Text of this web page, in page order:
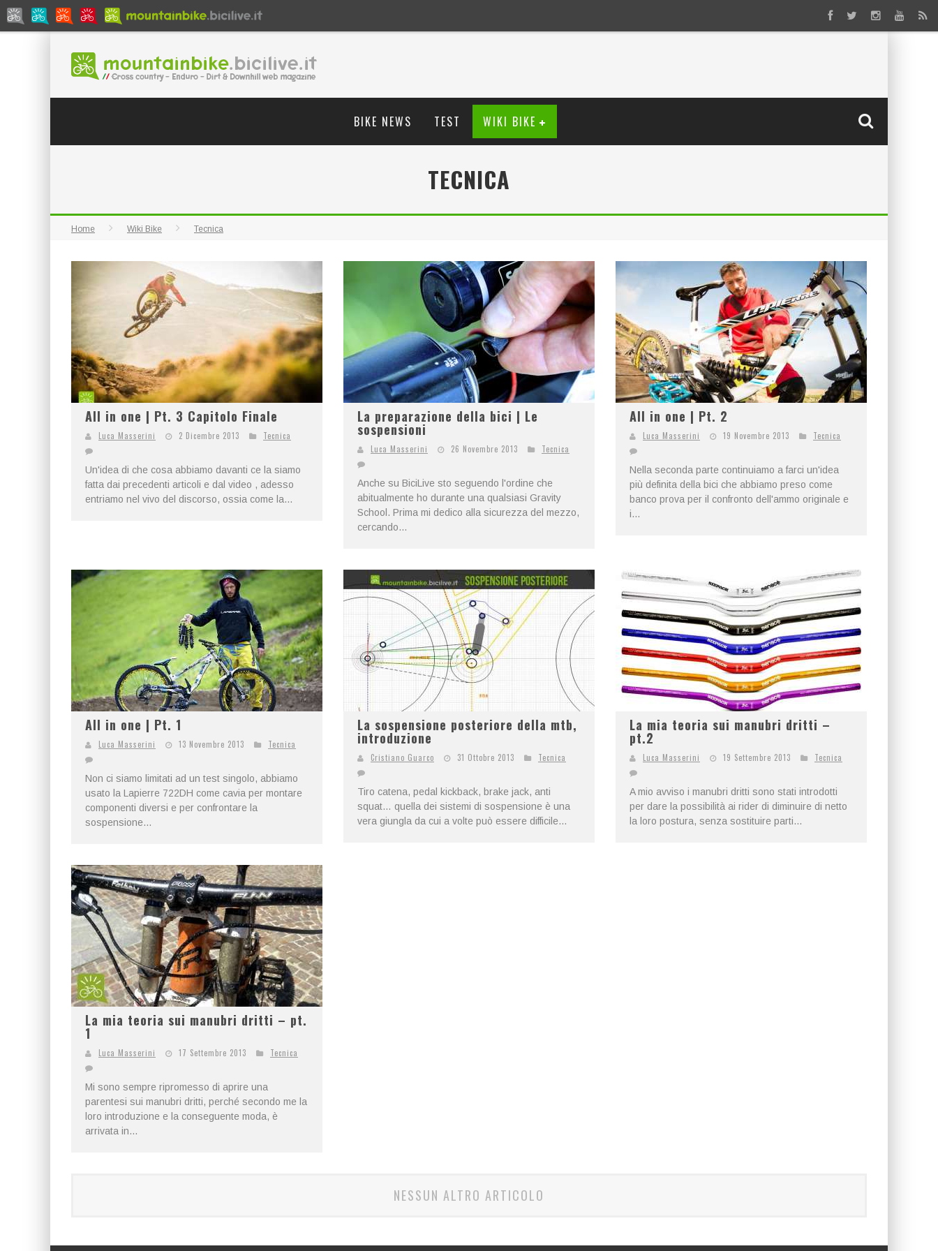
BIKE NEWS TEST WIKI BIKE
TECNICA
Home Wiki Bike Tecnica
All in one | Pt. 3 Capitolo Finale
Luca Masserini 2 Dicembre 2013 Tecnica
Un'idea di che cosa abbiamo davanti ce la siamo
fatta dai precedenti articoli e dal video , adesso
entriamo nel vivo del discorso, ossia come la...
La preparazione della bici | Le
sospensioni
Luca Masserini 26 Novembre 2013 Tecnica
Anche su BiciLive sto seguendo l'ordine che
abitualmente ho durante una qualsiasi Gravity
School. Prima mi dedico alla sicurezza del mezzo,
cercando...
All in one | Pt. 2
Luca Masserini 19 Novembre 2013 Tecnica
Nella seconda parte continuiamo a farci un'idea
più definita della bici che abbiamo preso come
banco prova per il confronto dell'ammo originale e
i...
All in one | Pt. 1
Luca Masserini 13 Novembre 2013 Tecnica
Non ci siamo limitati ad un test singolo, abbiamo
usato la Lapierre 722DH come cavia per montare
componenti diversi e per confrontare la
sospensione...
La sospensione posteriore della mtb,
introduzione
Cristiano Guarco 31 Ottobre 2013 Tecnica
Tiro catena, pedal kickback, brake jack, anti
squat… quella dei sistemi di sospensione è una
vera giungla da cui a volte può essere difficile...
La mia teoria sui manubri dritti –
pt.2
Luca Masserini 19 Settembre 2013 Tecnica
A mio avviso i manubri dritti sono stati introdotti
per dare la possibilità ai rider di diminuire di netto
la loro postura, senza sostituire parti...
La mia teoria sui manubri dritti – pt.
1
Luca Masserini 17 Settembre 2013 Tecnica
Mi sono sempre ripromesso di aprire una
parentesi sui manubri dritti, perché secondo me la
loro introduzione e la conseguente moda, è
arrivata in...
NESSUN ALTRO ARTICOLO